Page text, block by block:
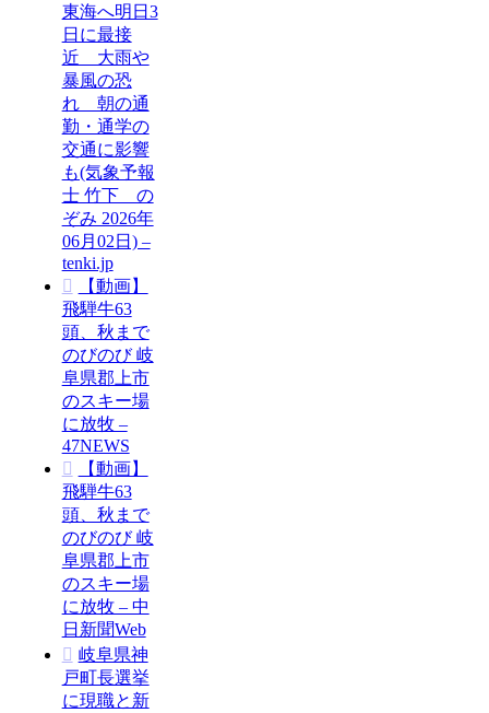
東海へ明日3
日に最接
近 大雨や
暴風の恐
れ 朝の通
勤・通学の
交通に影響
も(気象予報
士 竹下 の
ぞみ 2026年
06月02日) –
tenki.jp
【動画】
飛騨牛63
頭、秋まで
のびのび 岐
阜県郡上市
のスキー場
に放牧 –
47NEWS
【動画】
飛騨牛63
頭、秋まで
のびのび 岐
阜県郡上市
のスキー場
に放牧 – 中
日新聞Web
岐阜県神
戸町長選挙
に現職と新